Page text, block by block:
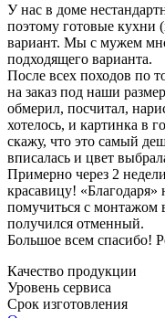
У нас в доме
поэтому готовые кухни
вариант. Мы с мужем
подходящего варианта.
После всех походов по
на заказ под наши
обмерил, посчитал,
хотелось, и картинка в
скажу, что это самый
вписалась и цвет
Примерно через 2
красавицу!
помучиться с монтажом
получился отменный.
Большое всем спасибо!
Качество продукции
Уровень сервиса
Срок изготовления